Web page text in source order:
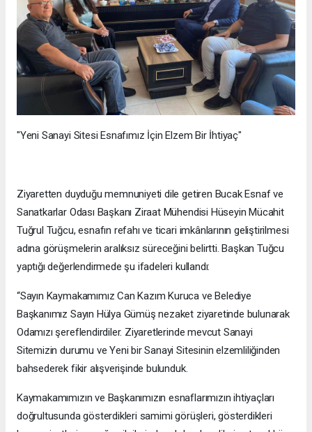
"Yeni Sanayi Sitesi Esnafımız İçin Elzem Bir İhtiyaç"
Ziyaretten duyduğu memnuniyeti dile getiren Bucak Esnaf ve
Sanatkarlar Odası Başkanı Ziraat Mühendisi Hüseyin Mücahit
Tuğrul Tuğcu, esnafın refahı ve ticari imkânlarının geliştirilmesi
adına görüşmelerin aralıksız süreceğini belirtti. Başkan Tuğcu
yaptığı değerlendirmede şu ifadeleri kullandı:
“Sayın Kaymakamımız Can Kazım Kuruca ve Belediye
Başkanımız Sayın Hülya Gümüş nezaket ziyaretinde bulunarak
Odamızı şereflendirdiler. Ziyaretlerinde mevcut Sanayi
Sitemizin durumu ve Yeni bir Sanayi Sitesinin elzemliliğinden
bahsederek fikir alışverişinde bulunduk.
Kaymakamımızın ve Başkanımızın esnaflarımızın ihtiyaçları
doğrultusunda gösterdikleri samimi görüşleri, gösterdikleri